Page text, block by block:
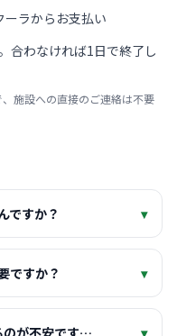
ラからお支払い
合わなければ1日で終了し
施設への直接のご連絡は不要
ですか？ ▾
ですか？ ▾